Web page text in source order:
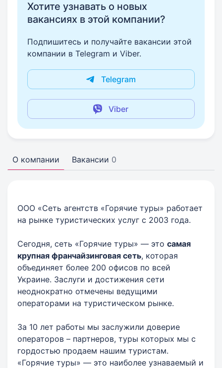
Хотите узнавать о новых
вакансиях в этой компании?
Подпишитесь и получайте вакансии этой
компании в Telegram и Viber.
Telegram
Viber
О компании Вакансии 0
ООО «Сеть агентств «Горячие туры» работает
на рынке туристических услуг с 2003 года.
Сегодня, сеть «Горячие туры» — это самая
крупная франчайзинговая сеть, которая
объединяет более 200 офисов по всей
Украине. Заслуги и достижения сети
неоднократно отмечены ведущими
операторами на туристическом рынке.
За 10 лет работы мы заслужили доверие
операторов – партнеров, туры которых мы с
гордостью продаем нашим туристам.
«Горячие туры» — это наиболее узнаваемый и